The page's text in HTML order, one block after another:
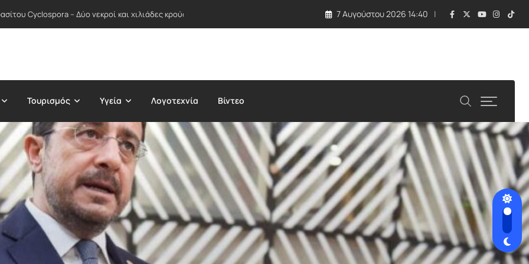
Cyclospora – Δύο νεκροί και χιλιάδες κρούσματα σε δεκάδες Πολιτείες 7 Αυγούστου 2026 14:40
Τουρισμός Υγεία Λογοτεχνία Βίντεο